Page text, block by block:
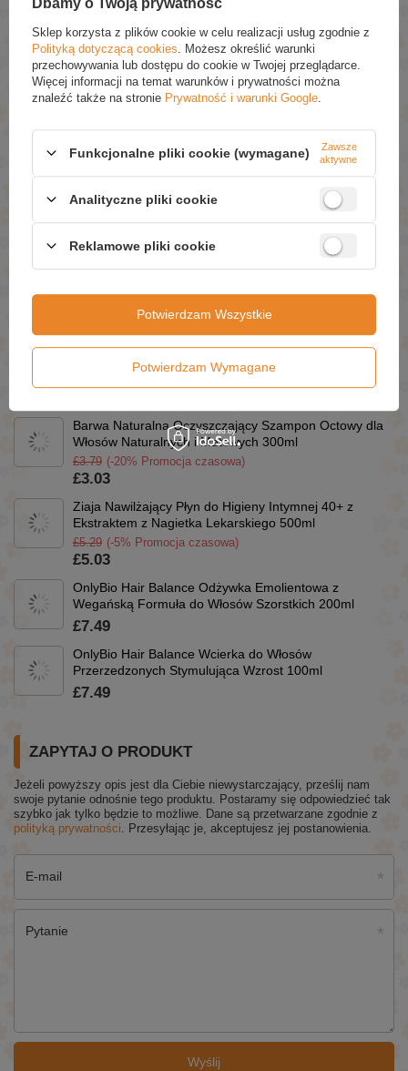
Sppsób Użycia:
Nanieś peeling na suchą skórę głowy. Delikatnie
wmasuj opuszkami palców i pozostaw na 5-10
minut. Spłucz i umyj włosy szamponem jak
Składniki:
Aqua, Glycerin, Lactic Acid, Glycolic Acid, Tartaric Acid, Malic Acid,
Citric Acid, Vaccinium Myrtillus Fruit Extract, Saccharum Officinarum
Extract, Citrus Aurantium Dulcis Fruit Extract, Citrus Limon Fruit
Extract, Acer Saccharum Extract, Xanthan Gum, Laureth-10, Parfum,
Limonene, Linalool, Potassium Sorbate, Sodium Benzoate.
Mocznikiem i Lukrecją 200ml
Barwa Naturalna Oczyszczający Szampon Octowy dla
Włosów Naturalnych i Matowych 300ml
£3.79 (-20% Promocja czasowa)
£3.03
Ziaja Nawilżający Płyn do Higieny Intymnej 40+ z
Ekstraktem z Nagietka Lekarskiego 500ml
£5.29 (-5% Promocja czasowa)
£5.03
OnlyBio Hair Balance Odżywka Emolientowa z
Wegańską Formuła do Włosów Szorstkich 200ml
£7.49
OnlyBio Hair Balance Wcierka do Włosów
Przerzedzonych Stymulująca Wzrost 100ml
£7.49
ZAPYTAJ O PRODUKT
Jeżeli powyższy opis jest dla Ciebie niewystarczający, prześlij nam
swoje pytanie odnośnie tego produktu. Postaramy się odpowiedzieć tak
szybko jak tylko będzie to możliwe. Dane są przetwarzane zgodnie z
polityką prywatności . Przesyłając je, akceptujesz jej postanowienia.
E-mail
Pytanie
Wyślij
Dbamy o Twoją prywatność
Sklep korzysta z plików cookie w celu realizacji usług zgodnie z
Polityką dotyczącą cookies . Możesz określić warunki
przechowywania lub dostępu do cookie w Twojej przeglądarce.
Więcej informacji na temat warunków i prywatności można
znaleźć także na stronie Prywatność i warunki Google
Funkcjonalne pliki cookie (wymagane)
Zawsze
aktywne
Analityczne pliki cookie
Reklamowe pliki cookie
Potwierdzam Wymagane
Potwierdzam Wszystkie